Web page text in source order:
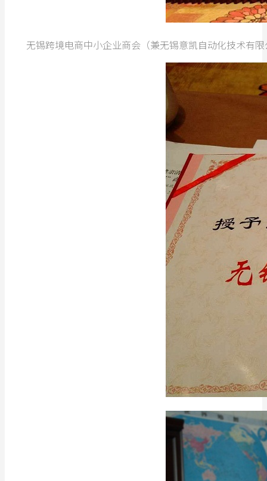
无锡跨境电商中小企业商会（兼无锡意凯自动化技术有